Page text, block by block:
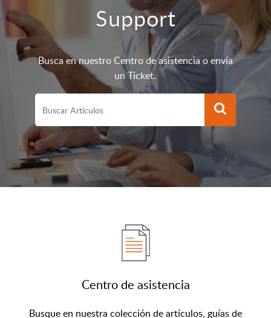
Support
Busca en nuestro Centro de asistencia o envía
un Ticket.
Centro de asistencia
Busque en nuestra colección de artículos, guías de